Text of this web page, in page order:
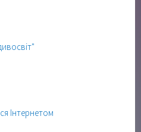
Інтернетом